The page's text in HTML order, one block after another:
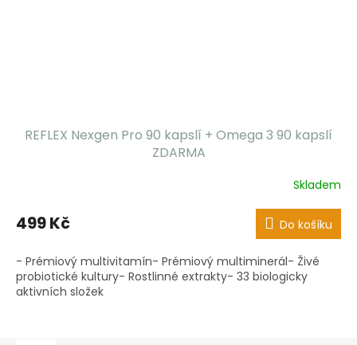
REFLEX Nexgen Pro 90 kapslí + Omega 3 90 kapslí
ZDARMA
Skladem
499 Kč Do košíku
- Prémiový multivitamín- Prémiový multiminerál- Živé
probiotické kultury- Rostlinné extrakty- 33 biologicky
aktivních složek